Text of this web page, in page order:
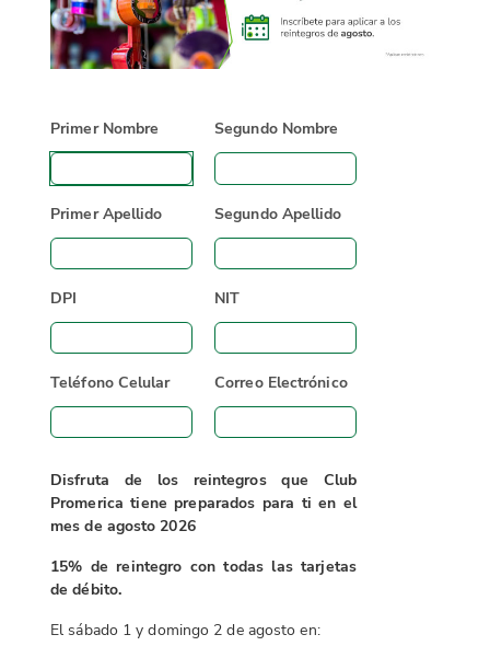
Primer Nombre Segundo Nombre
Primer Apellido Segundo Apellido
DPI NIT
Teléfono Celular Correo Electrónico
Disfruta de los reintegros que Club
Promerica tiene preparados para ti en el
mes de agosto 2026
15% de reintegro con todas las tarjetas
de débito.
El sábado 1 y domingo 2 de agosto en: